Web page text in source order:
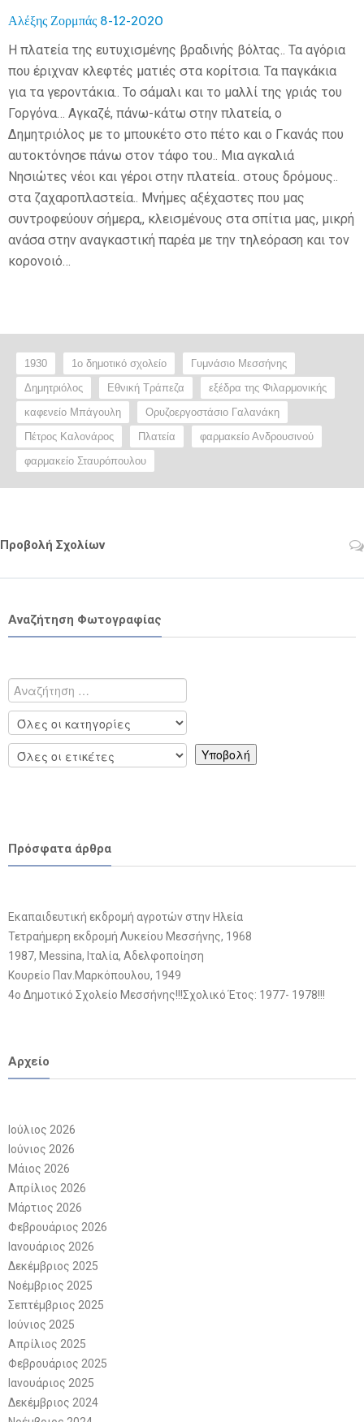
Αλέξης Ζορμπάς 8-12-2020
Η πλατεία της ευτυχισμένης βραδινής βόλτας.. Τα αγόρια
που έριχναν κλεφτές ματιές στα κορίτσια. Τα παγκάκια
για τα γεροντάκια.. Το σάμαλι και το μαλλί της γριάς του
Γοργόνα… Αγκαζέ, πάνω-κάτω στην πλατεία, ο
Δημητριόλος με το μπουκέτο στο πέτο και ο Γκανάς που
αυτοκτόνησε πάνω στον τάφο του.. Μια αγκαλιά
Νησιώτες νέοι και γέροι στην πλατεία.. στους δρόμους..
στα ζαχαροπλαστεία.. Μνήμες αξέχαστες που μας
συντροφεύουν σήμερα,, κλεισμένους στα σπίτια μας, μικρή
ανάσα στην αναγκαστική παρέα με την τηλεόραση και τον
κορονοιό…
1930 1ο δημοτικό σχολείο
Γυμνάσιο Μεσσήνης
Δημητριόλος
Εθνική Τράπεζα
εξέδρα της Φιλαρμονικής
καφενείο Μπάγουλη
Ορυζοεργοστάσιο Γαλανάκη
Πέτρος Καλονάρος
Πλατεία
φαρμακείο Ανδρουσινού
φαρμακείο Σταυρόπουλου
Προβολή Σχολίων
Αναζήτηση Φωτογραφίας
Πρόσφατα άρθρα
Εκαπαιδευτική εκδρομή αγροτών στην Ηλεία
Τετραήμερη εκδρομή Λυκείου Μεσσήνης, 1968
1987, Messina, Ιταλία, Αδελφοποίηση
Κουρείο Παν.Μαρκόπουλου, 1949
4ο Δημοτικό Σχολείο Μεσσήνης!!!Σχολικό Έτος: 1977- 1978!!!
Αρχείο
Ιούλιος 2026
Ιούνιος 2026
Μάιος 2026
Απρίλιος 2026
Μάρτιος 2026
Φεβρουάριος 2026
Ιανουάριος 2026
Δεκέμβριος 2025
Νοέμβριος 2025
Σεπτέμβριος 2025
Ιούνιος 2025
Απρίλιος 2025
Φεβρουάριος 2025
Ιανουάριος 2025
Δεκέμβριος 2024